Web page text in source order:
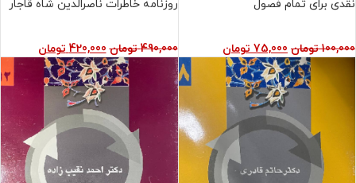
نقدی برای تمام فصول
100,000 تومان 75,000 تومان
روزنامه خاطرات ناصرالدین شاه قاجار
490,000 تومان 420,000 تومان